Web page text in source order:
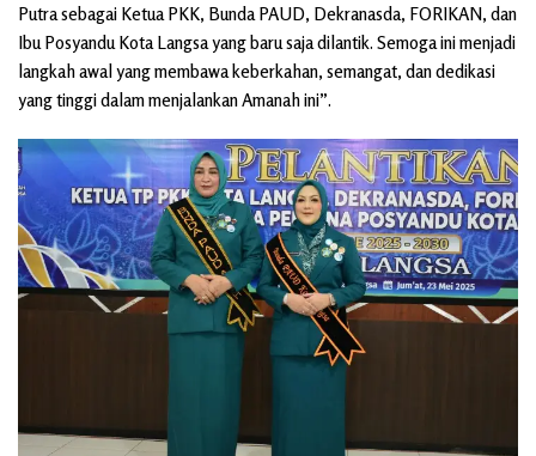
Putra sebagai Ketua PKK, Bunda PAUD, Dekranasda, FORIKAN, dan
Ibu Posyandu Kota Langsa yang baru saja dilantik. Semoga ini menjadi
langkah awal yang membawa keberkahan, semangat, dan dedikasi
yang tinggi dalam menjalankan Amanah ini”.